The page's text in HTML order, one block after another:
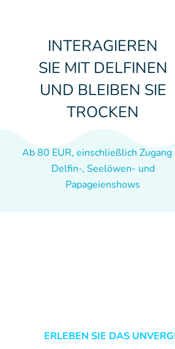
INTERAGIEREN
SIE MIT DELFINEN
UND BLEIBEN SIE
TROCKEN
Ab 80 EUR, einschließlich Zugang
Delfin-, Seelöwen- und
Papageienshows
ERLEBEN SIE DAS